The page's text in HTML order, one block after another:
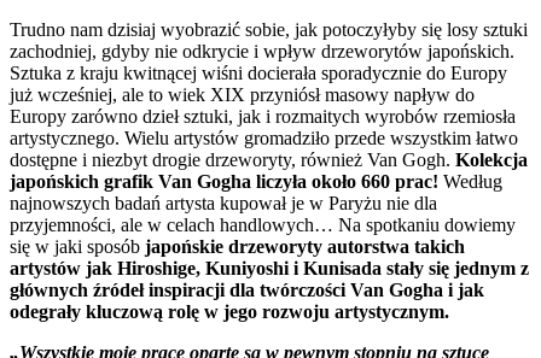
Trudno nam dzisiaj wyobrazić sobie, jak potoczyłyby się losy sztuki
zachodniej, gdyby nie odkrycie i wpływ drzeworytów japońskich.
Sztuka z kraju kwitnącej wiśni docierała sporadycznie do Europy
już wcześniej, ale to wiek XIX przyniósł masowy napływ do
Europy zarówno dzieł sztuki, jak i rozmaitych wyrobów rzemiosła
artystycznego. Wielu artystów gromadziło przede wszystkim łatwo
dostępne i niezbyt drogie drzeworyty, również Van Gogh. Kolekcja
japońskich grafik Van Gogha liczyła około 660 prac! Według
najnowszych badań artysta kupował je w Paryżu nie dla
przyjemności, ale w celach handlowych… Na spotkaniu dowiemy
się w jaki sposób japońskie drzeworyty autorstwa takich
artystów jak Hiroshige, Kuniyoshi i Kunisada stały się jednym z
głównych źródeł inspiracji dla twórczości Van Gogha i jak
odegrały kluczową rolę w jego rozwoju artystycznym.
„Wszystkie moje prace oparte są w pewnym stopniu na sztuce